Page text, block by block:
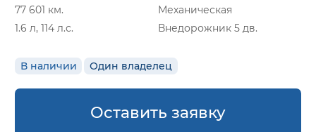
77 601 км.
Механическая
1.6 л, 114 л.с.
Внедорожник 5 дв.
В наличии Один владелец
Оставить заявку